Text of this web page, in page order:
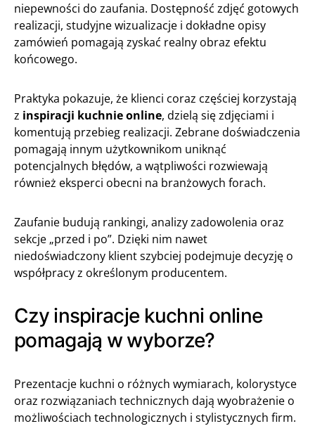
niepewności do zaufania. Dostępność zdjęć gotowych
realizacji, studyjne wizualizacje i dokładne opisy
zamówień pomagają zyskać realny obraz efektu
końcowego.
Praktyka pokazuje, że klienci coraz częściej korzystają
z inspiracji kuchnie online, dzielą się zdjęciami i
komentują przebieg realizacji. Zebrane doświadczenia
pomagają innym użytkownikom uniknąć
potencjalnych błędów, a wątpliwości rozwiewają
również eksperci obecni na branżowych forach.
Zaufanie budują rankingi, analizy zadowolenia oraz
sekcje „przed i po”. Dzięki nim nawet
niedoświadczony klient szybciej podejmuje decyzję o
współpracy z określonym producentem.
Czy inspiracje kuchni online
pomagają w wyborze?
Prezentacje kuchni o różnych wymiarach, kolorystyce
oraz rozwiązaniach technicznych dają wyobrażenie o
możliwościach technologicznych i stylistycznych firm.